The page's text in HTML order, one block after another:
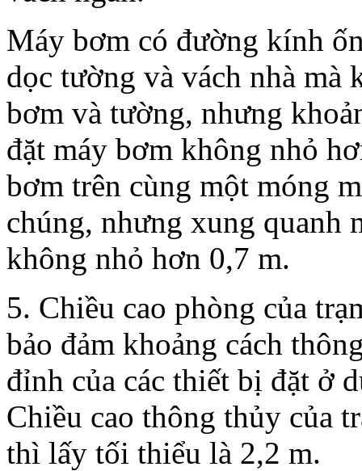
Máy bơm có đường kính
dọc tường và vách nhà
bơm và tường, nhưng
đặt máy bơm không nhỏ
bơm trên cùng một móng
chúng, nhưng xung quanh
không nhỏ hơn 0,7 m.
5. Chiều cao phòng của
bảo đảm khoảng cách
đỉnh của các thiết bị đặt ở
Chiều cao thông thủy của
thì lấy tối thiểu là 2,2 m.